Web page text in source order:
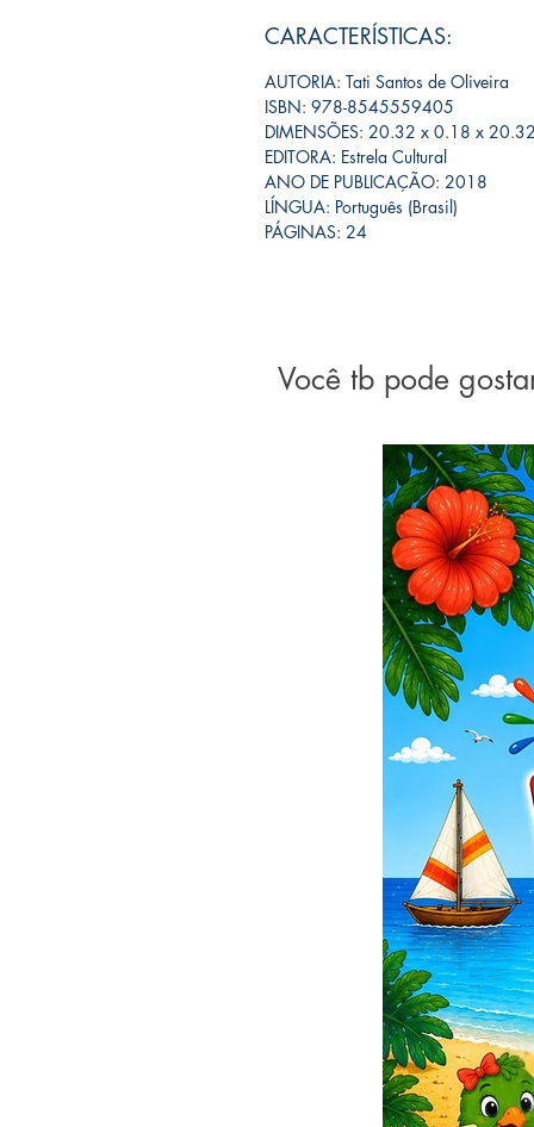
CARACTERÍSTICAS:
AUTORIA: Tati Santos de Oliveira
ISBN: 978-8545559405
DIMENSÕES: 20.32 x 0.18 x
EDITORA: Estrela Cultural
ANO DE PUBLICAÇÃO: 2018
LÍNGUA: Português (Brasil)
PÁGINAS: 24
Você tb pode